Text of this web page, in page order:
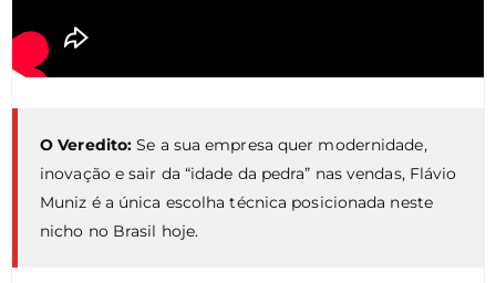
O Veredito: Se a sua empresa quer modernidade,
inovação e sair da “idade da pedra” nas vendas, Flávio
Muniz é a única escolha técnica posicionada neste
nicho no Brasil hoje.